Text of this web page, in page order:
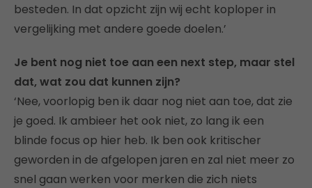
besteden. In dat opzicht zijn wij echt koploper in
vergelijking met andere goede doelen.’
Je bent nog niet toe aan een next step, maar stel
dat, wat zou dat kunnen zijn?
‘Nee, voorlopig ben ik daar nog niet aan toe, dat zie
je goed. Ik ambieer het ook niet, zo lang ik een
blinde focus op hier heb. Ik ben ook kritischer
geworden in de afgelopen jaren en zal niet meer zo
snel gaan werken voor merken die zich niets